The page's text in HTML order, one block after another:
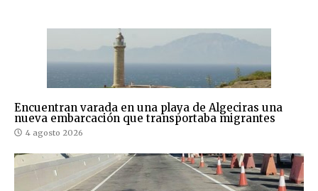
Encuentran varada en una playa de Algeciras una
nueva embarcación que transportaba migrantes
4 agosto 2026